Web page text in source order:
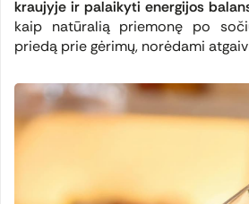
kraujyje ir palaikyti energijos
kaip natūralią priemonę po
priedą prie gėrimų, norėdami